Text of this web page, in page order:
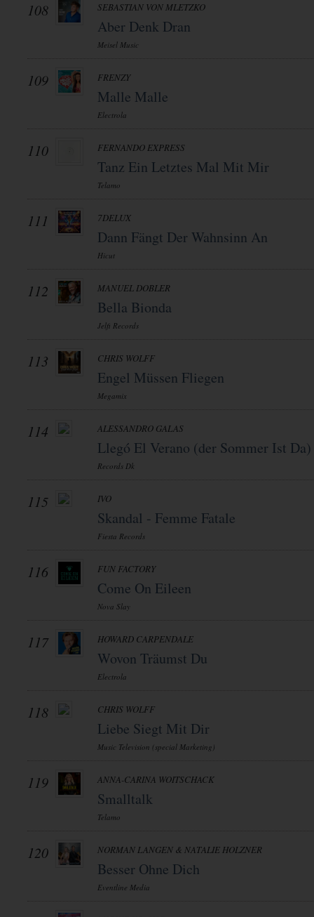
108 SEBASTIAN VON MLETZKO
Aber Denk Dran
Meisel Music
109 FRENZY
Malle Malle
Electrola
110 FERNANDO EXPRESS
Tanz Ein Letztes Mal Mit Mir
Telamo
111 7DELUX
Dann Fängt Der Wahnsinn An
Hicut
112 MANUEL DOBLER
Bella Bionda
Jelfi Records
113 CHRIS WOLFF
Engel Müssen Fliegen
Megamix
114 ALESSANDRO GALAS
Llegó El Verano (der Sommer Ist Da)
Records Dk
115 IVO
Skandal - Femme Fatale
Fiesta Records
116 FUN FACTORY
Come On Eileen
Nova Slay
117 HOWARD CARPENDALE
Wovon Träumst Du
Electrola
118 CHRIS WOLFF
Liebe Siegt Mit Dir
Music Television (special Marketing)
119 ANNA-CARINA WOITSCHACK
Smalltalk
Telamo
120 NORMAN LANGEN & NATALIE HOLZNER
Besser Ohne Dich
Eventline Media